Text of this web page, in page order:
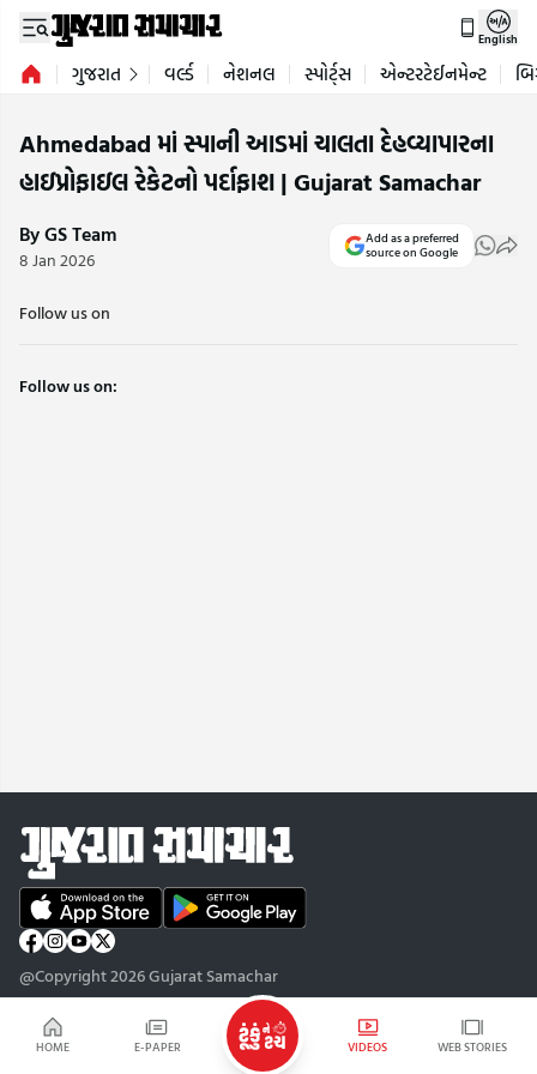
HOME E-PAPER VIDEOS WEB STORIES
English
ગુજરાત વર્લ્ડ નેશનલ સ્પોર્ટ્સ એન્ટરટેઈનમેન્ટ
Ahmedabad માં સ્પાની આડમાં ચાલતા દેહવ્યાપારના
હાઇપ્રોફાઇલ રેકેટનો પર્દાફાશ | Gujarat Samachar
By GS Team
8 Jan 2026
Add as a preferred
source on Google
Follow us on
Follow us on:
@Copyright 2026 Gujarat Samachar